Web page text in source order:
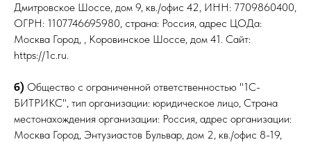
Дмитровское Шоссе, дом 9, кв./офис 42, ИНН: 7709860400,
ОГРН: 1107746695980, cтрана: Россия, адрес ЦОДа:
Москва Город, , Коровинское Шоссе, дом 41. Сайт:
https://1c.ru.
б) Общество с ограниченной ответственностью "1С-
БИТРИКС", тип организации: юридическое лицо, Страна
местонахождения организации: Россия, адрес организации:
Москва Город, Энтузиастов Бульвар, дом 2, кв./офис 8-19,